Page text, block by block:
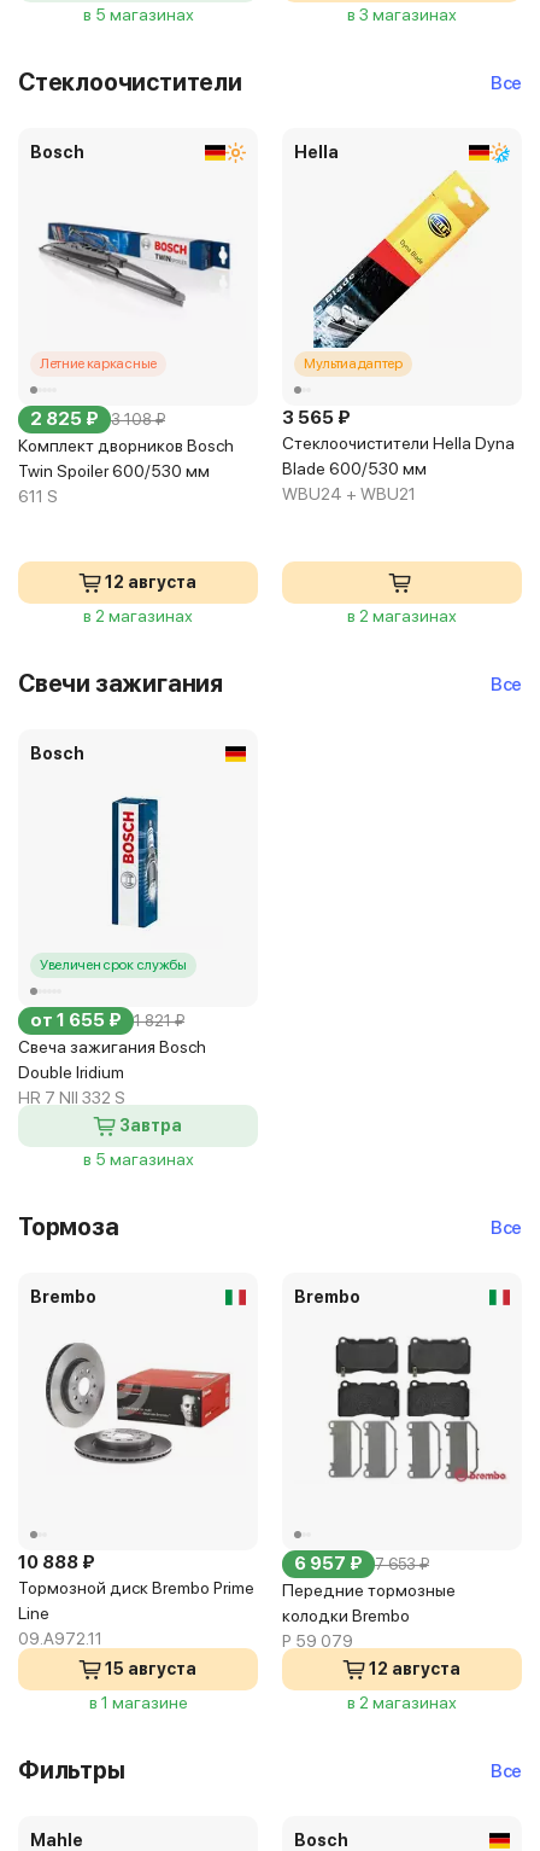
в 5 магазинах в 3 магазинах
Стеклоочистители Все
Bosch
Летние каркасные
2 825 ₽ 3 108 ₽
Комплект дворников Bosch
Twin Spoiler 600/530 мм
611 S
12 августа
в 2 магазинах
Hella
Мультиадаптер
3 565 ₽
Стеклоочистители Hella Dyna
Blade 600/530 мм
WBU24 + WBU21
в 2 магазинах
Свечи зажигания Все
Bosch
Увеличен срок службы
от 1 655 ₽ 1 821 ₽
Свеча зажигания Bosch
Double Iridium
HR 7 NII 332 S
Завтра
в 5 магазинах
Тормоза Все
Brembo
10 888 ₽
Тормозной диск Brembo Prime
Line
09.A972.11
15 августа
в 1 магазине
Brembo
6 957 ₽ 7 653 ₽
Передние тормозные
колодки Brembo
P 59 079
12 августа
в 2 магазинах
Фильтры Все
Mahle Bosch